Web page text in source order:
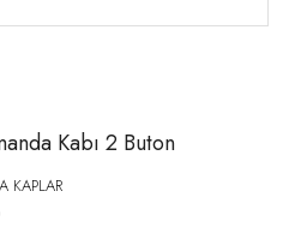
Kabı 2 Buton
KAPLAR